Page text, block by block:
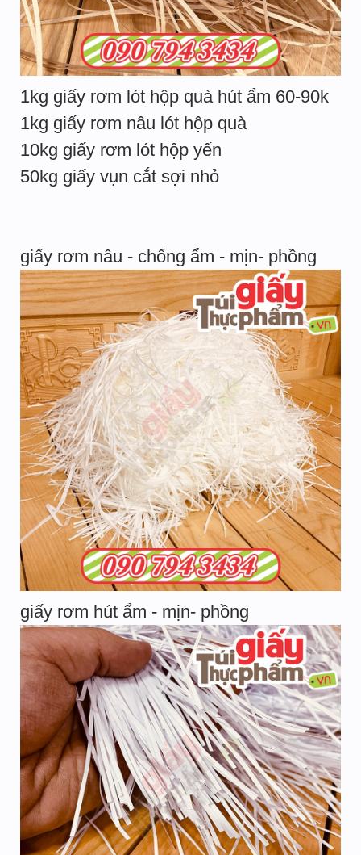
1kg giấy rơm lót hộp quà hút ẩm 60-90k
1kg giấy rơm nâu lót hộp quà
10kg giấy rơm lót hộp yến
50kg giấy vụn cắt sợi nhỏ
giấy rơm nâu - chống ẩm - mịn- phồng
giấy rơm hút ẩm - mịn- phồng